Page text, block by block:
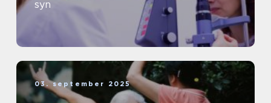
syn
03. september 2025